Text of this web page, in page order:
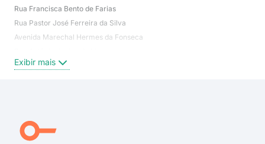
Rua Francisca Bento de Farias
Rua Pastor José Ferreira da Silva
Avenida Marechal Hermes da Fonseca
Rua Tertuliano Castro
Avenida Presidente Café Filho
Rua Doutor Mirocene Fernando da Cunha Lima
Exibir mais